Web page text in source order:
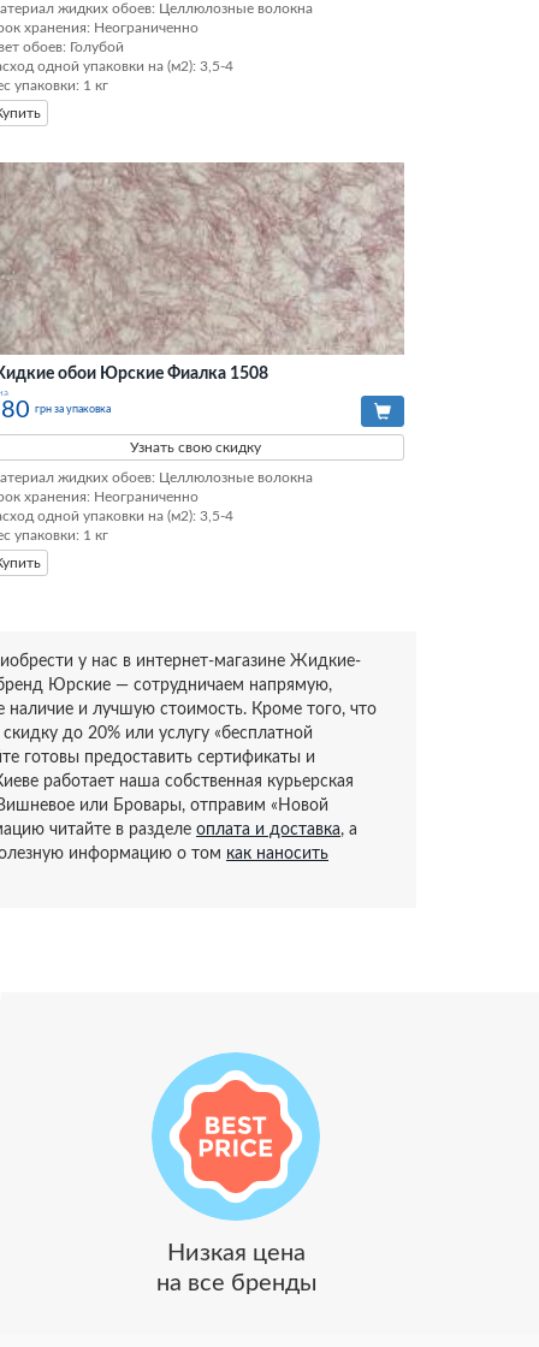
жидких обоев: Целлюлозные волокна
хранения: Неограниченно
обоев: Голубой
одной упаковки на (м2): 3,5-4
упаковки: 1 кг
обои Юрские Фиалка 1508
грн за упаковка
Узнать свою скидку
жидких обоев: Целлюлозные волокна
хранения: Неограниченно
одной упаковки на (м2): 3,5-4
упаковки: 1 кг
у нас в интернет-магазине Жидкие-
Юрские — сотрудничаем напрямую,
наличие и лучшую стоимость. Кроме того, что
до 20% или услугу «бесплатной
готовы предоставить сертификаты и
работает наша собственная курьерская
или Бровары, отправим «Новой
читайте в разделе оплата и доставка, а
информацию о том как наносить
Низкая цена
на все бренды